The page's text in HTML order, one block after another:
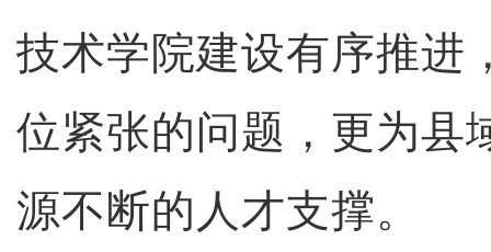
技术学院建设有序推进
位紧张的问题，更为县
源不断的人才支撑。